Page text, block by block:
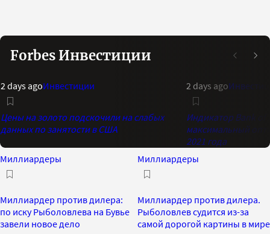
Forbes Инвестиции
2 days agoИнвестиции
Цены на золото подскочили на слабых
данных по занятости в США
2 days ago
Индикатор Bank of
максимальный
2021 года
Миллиардеры
Миллиардер против дилера:
по иску Рыболовлева на Бувье
завели новое дело
Миллиардеры
Миллиардер против дилера.
Рыболовлев судится из-за
самой дорогой картины в мире